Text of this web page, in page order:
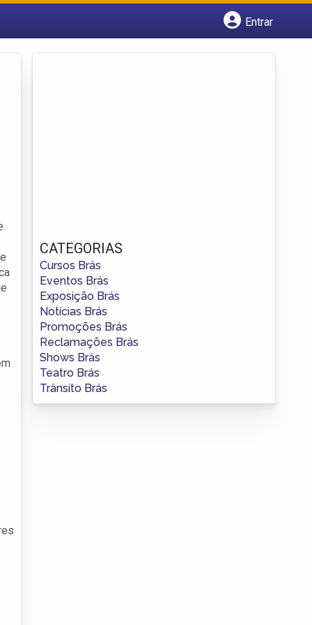
Entrar
CATEGORIAS
Cursos Brás
Eventos Brás
Exposição Brás
Notícias Brás
Promoções Brás
Reclamações Brás
Shows Brás
Teatro Brás
Trânsito Brás